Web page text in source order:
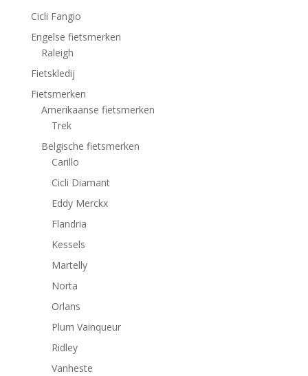
Cicli Fangio
Engelse fietsmerken
Raleigh
Fietskledij
Fietsmerken
Amerikaanse fietsmerken
Trek
Belgische fietsmerken
Carillo
Cicli Diamant
Eddy Merckx
Flandria
Kessels
Martelly
Norta
Orlans
Plum Vainqueur
Ridley
Vanheste